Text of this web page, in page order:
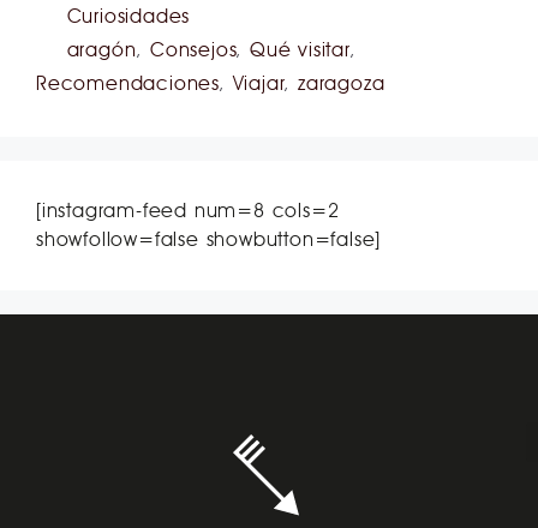
Curiosidades
aragón,Consejos,Qué visitar,
Recomendaciones,Viajar,zaragoza
[instagram-feed num=8 cols=2
showfollow=false showbutton=false]